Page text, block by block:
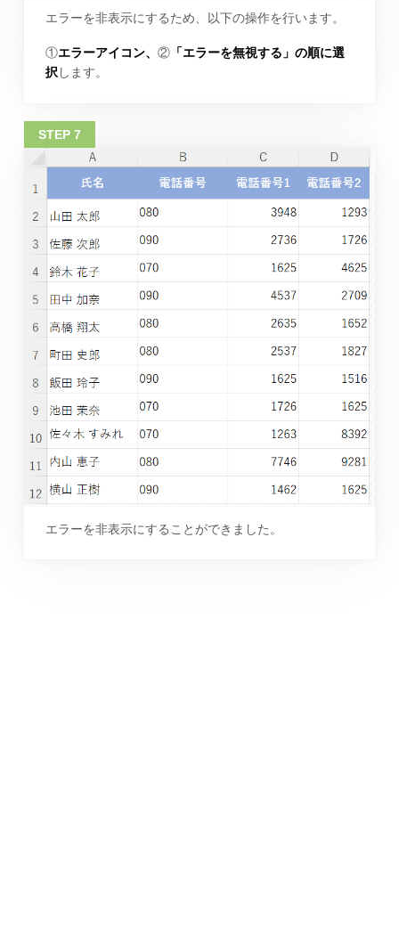
エラーを非表示にするため、以下の操作を行います。
①エラーアイコン、 ②「エラーを無視する」の順に選
択します。
エラーを非表示にすることができました。